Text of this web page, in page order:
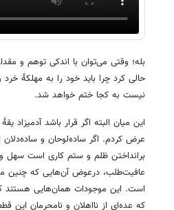
بله؛ وقتی می‌توان با اندکی توهم و
حالی کرد چرا باید خود را به مهلکۀ
نیست به کجا ختم خواهد شد.
این میان البته اگر قرار باشد
عرض کردم. اگر ساده‌لوحان و
برانداختن ظلم و ستم کاری است سهل و
عافیت‌طلب، درعوض آن‌هایی که چنین
که عده‌ای از نااهلان و نامحرمان این